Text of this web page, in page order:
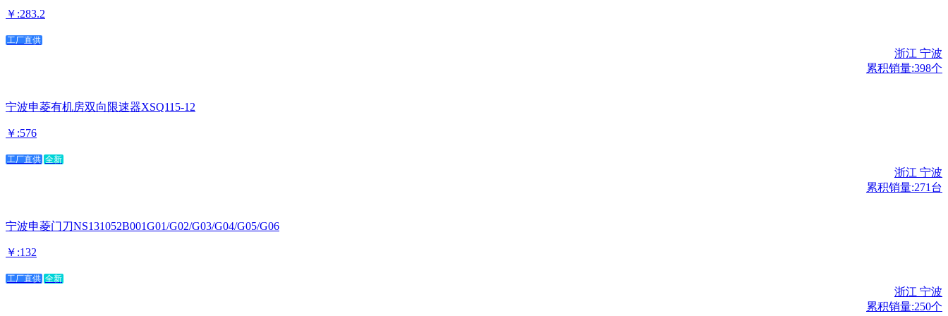
￥:283.2
工厂直供
浙江 宁波
累积销量:398个
宁波申菱有机房双向限速器XSQ115-12
￥:576
工厂直供 全新
浙江 宁波
累积销量:271台
宁波申菱门刀NS131052B001G01/G02/G03/G04/G05/G06
￥:132
工厂直供 全新
浙江 宁波
累积销量:250个